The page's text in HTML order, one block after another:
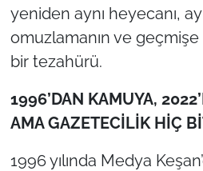
yeniden aynı heyecanı,
omuzlamanın ve
bir tezahürü.
1996’DAN KAMUYA,
AMA GAZETECİLİK HİÇ
1996 yılında Medya